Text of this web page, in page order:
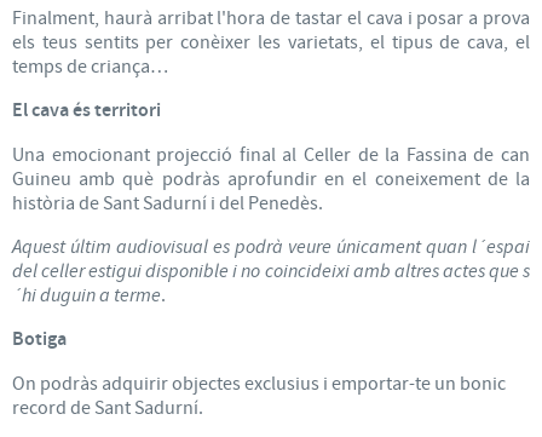
Finalment, haurà arribat l'hora de tastar el cava i posar a prova
els teus sentits per conèixer les varietats, el tipus de cava, el
temps de criança…
El cava és territori
Una emocionant projecció final al Celler de la Fassina de can
Guineu amb què podràs aprofundir en el coneixement de la
història de Sant Sadurní i del Penedès.
Aquest últim audiovisual es podrà veure únicament quan l´espai
del celler estigui disponible i no coincideixi amb altres actes que s
´hi duguin a terme.
Botiga
On podràs adquirir objectes exclusius i emportar-te un bonic
record de Sant Sadurní.